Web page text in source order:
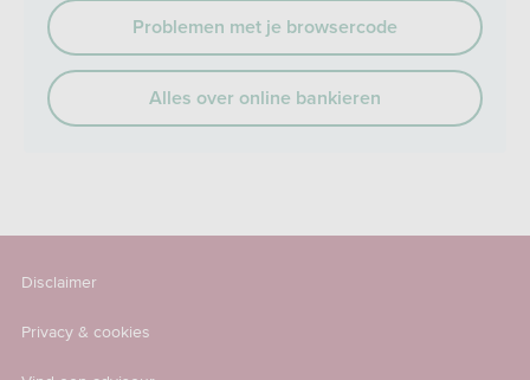
Problemen met je browsercode
Alles over online bankieren
Disclaimer
Privacy & cookies